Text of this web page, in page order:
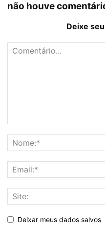
não houve
Deixe
Deixar meus dados salvos